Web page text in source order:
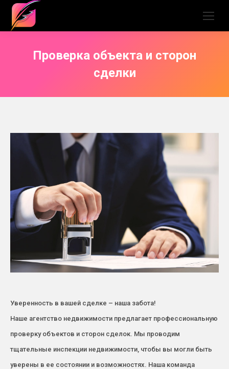
Проверка объекта и сторон
сделки
Уверенность в вашей сделке – наша забота!
Наше агентство недвижимости предлагает профессиональную
проверку объектов и сторон сделок. Мы проводим
тщательные инспекции недвижимости, чтобы вы могли быть
уверены в ее состоянии и возможностях. Наша команда